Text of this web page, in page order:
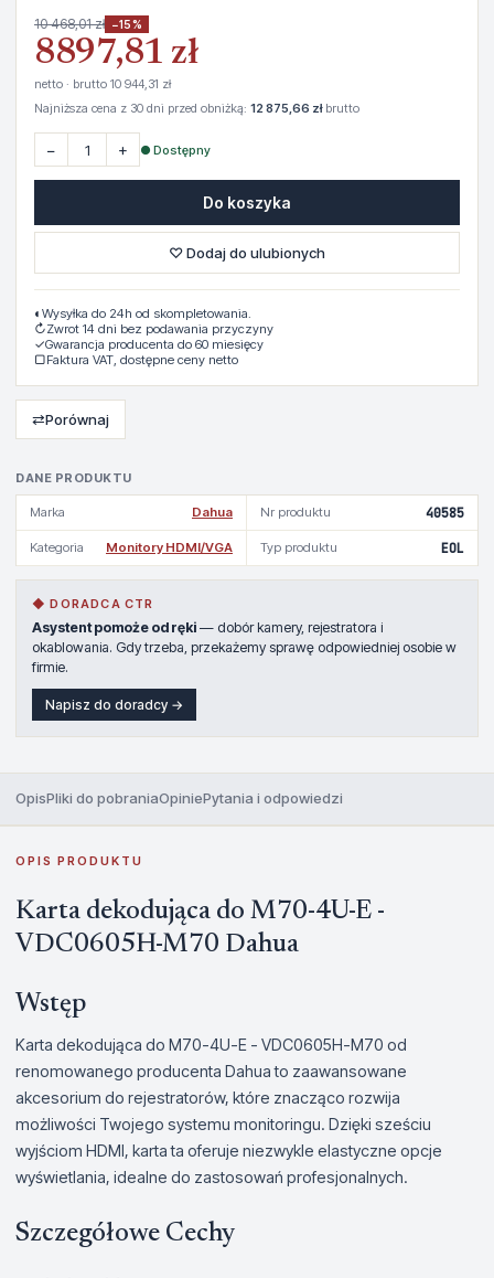
DANE PRODUKTU
Marka Dahua Nr produktu 40585
Kategoria Monitory HDMI/VGA Typ produktu EOL
◆ DORADCA CTR
Asystent pomoże od ręki — dobór kamery, rejestratora i
okablowania. Gdy trzeba, przekażemy sprawę odpowiedniej osobie w
firmie.
Napisz do doradcy →
10 468,01 zł −15%
8897,81 zł
netto · brutto 10 944,31 zł
Najniższa cena z 30 dni przed obniżką: 12 875,66 złbrutto
− + ● Dostępny
Do koszyka
♡ Dodaj do ulubionych
◐ Wysyłka do 24h od skompletowania.
↻Zwrot 14 dni bez podawania przyczyny
✓Gwarancja producenta do 60 miesięcy
▢Faktura VAT, dostępne ceny netto
⇄Porównaj
OpisPliki do pobraniaOpiniePytania i odpowiedzi
OPIS PRODUKTU
Karta dekodująca do M70-4U-E -
VDC0605H-M70 Dahua
Wstęp
Karta dekodująca do M70-4U-E - VDC0605H-M70 od
renomowanego producenta Dahua to zaawansowane
akcesorium do rejestratorów, które znacząco rozwija
możliwości Twojego systemu monitoringu. Dzięki sześciu
wyjściom HDMI, karta ta oferuje niezwykle elastyczne opcje
wyświetlania, idealne do zastosowań profesjonalnych.
Szczegółowe Cechy